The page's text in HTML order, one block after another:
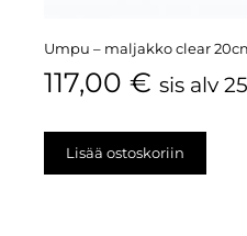
Umpu – maljakko clear
117,00 € sis alv
Lisää ostoskoriin